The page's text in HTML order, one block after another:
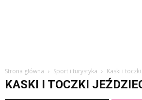
Strona główna Sport i turystyka Kaski i
KASKI I TOCZKI